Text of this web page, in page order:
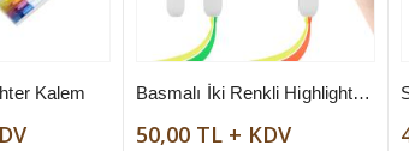
Kalem Basmalı İki Renkli Highlighter Kalem
50,00 TL + KDV